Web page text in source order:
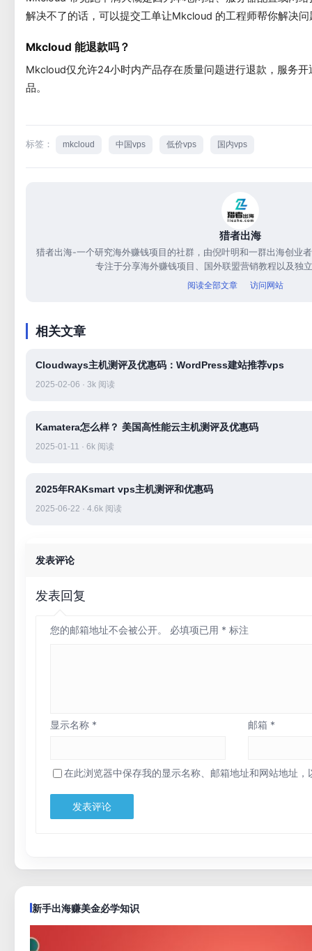
解决不了的话，可以提交工单让Mkcloud 的工程师帮你解决问
Mkcloud 能退款吗？
Mkcloud仅允许24小时内产品存在质量问题进行退款，服务
品。
标签： mkcloud 中国vps 低价vps 国内vps
猎者出海
猎者出海-一个研究海外赚钱项目的社群，由倪叶明和一群出海创业
专注于分享海外赚钱项目、国外联盟营销教程以及独
阅读全部文章 访问网站
相关文章
Cloudways主机测评及优惠码：WordPress建站推荐vps
2025-02-06 · 3k 阅读
Kamatera怎么样？ 美国高性能云主机测评及优惠码
2025-01-11 · 6k 阅读
2025年RAKsmart vps主机测评和优惠码
2025-06-22 · 4.6k 阅读
发表评论
发表回复
您的邮箱地址不会被公开。 必填项已用 * 标注
显示名称 * 邮箱 *
在此浏览器中保存我的显示名称、邮箱地址和网站地址，
新手出海赚美金必学知识